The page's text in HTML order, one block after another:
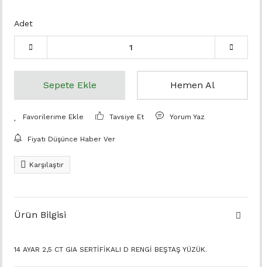
Adet
Sepete Ekle Hemen Al
Tavsiye Et Yorum Yaz
Fiyatı Düşünce Haber Ver
Karşılaştır
Ürün Bilgisi
14 AYAR 2,5 CT GIA SERTİFİKALI D RENGİ BEŞTAŞ YÜZÜK.